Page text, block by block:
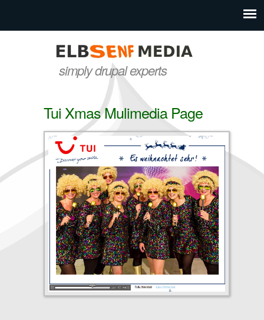
elbsenf
media
simply drupal experts
Tui Xmas Mulimedia Page